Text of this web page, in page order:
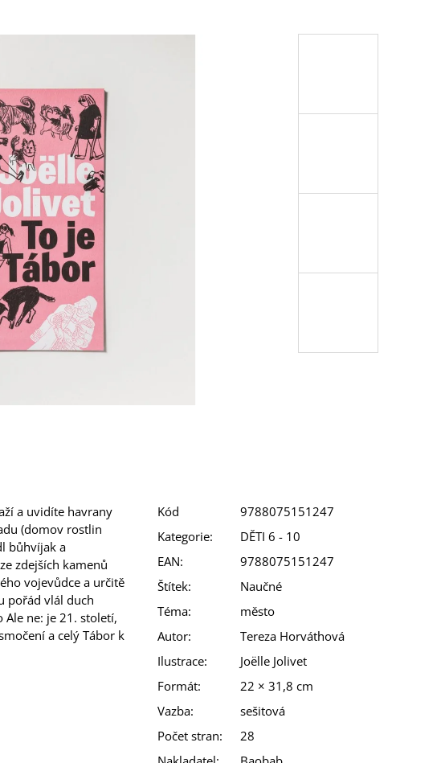
a uvidíte havrany
(domov rostlin
bůhvíjak a
zdejších kamenů
vojevůdce a určitě
pořád vlál duch
ne: je 21. století,
a celý Tábor k
Kód
9788075151247
Kategorie:
DĚTI 6 - 10
EAN:
9788075151247
Štítek:
Naučné
Téma:
město
Autor:
Tereza Horváthová
Ilustrace:
Joëlle Jolivet
Formát:
22 × 31,8 cm
Vazba:
sešitová
Počet stran:
28